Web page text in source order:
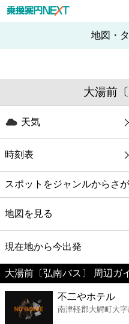
地図・
大湯前
天気
時刻表
スポットをジャンルからさ
グルメ
映画
美容
コンビニ
地図を見る
現在地から今出発
大湯前〔弘南バス〕 周辺ガ
不二やホテル
南津軽郡大鰐町大